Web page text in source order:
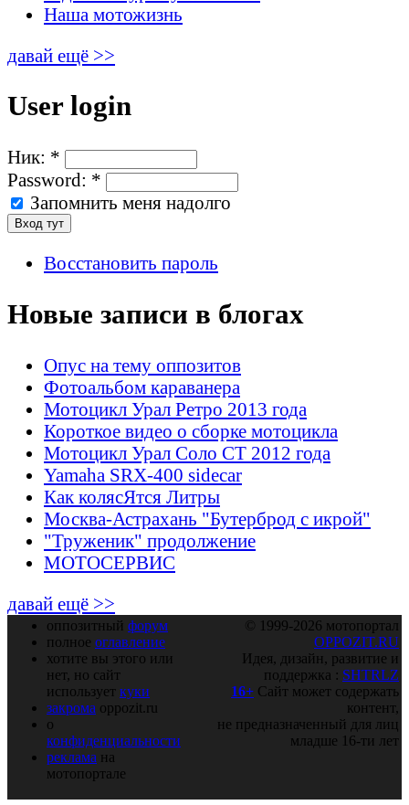
Наша мотожизнь
давай ещё >>
User login
Ник: *
Password: *
Запомнить меня надолго
Восстановить пароль
Новые записи в блогах
Опус на тему оппозитов
Фотоальбом караванера
Мотоцикл Урал Ретро 2013 года
Короткое видео о сборке мотоцикла
Мотоцикл Урал Соло СТ 2012 года
Yamaha SRX-400 sidecar
Как колясЯтся Литры
Москва-Астрахань "Бутерброд с икрой"
"Труженик" продолжение
МОТОСЕРВИС
давай ещё >>
оппозитный форум
полное оглавление
хотите вы этого или
нет, но сайт
использует куки
закрома oppozit.ru
о
конфиденциальности
реклама на
мотопортале
© 1999-2026 мотопортал
OPPOZIT.RU
Идея, дизайн, развитие и
поддержка : SHTRLZ
16+ Сайт может содержать
контент,
не предназначенный для лиц
младше 16-ти лет